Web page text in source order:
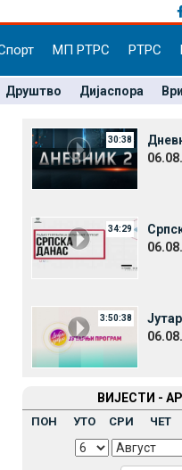
МП РТРС РТРС
Друштво Дијаспора
30:38
34:29
3:50:38
ВИЈЕСТИ -
ПОН УТО СРИ ЧЕТ